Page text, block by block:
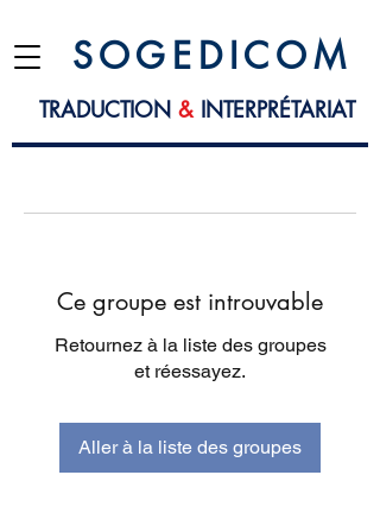
S O G E D I C O M
TRADUCTION &INTERPRÉTARIAT
Ce groupe est introuvable
Retournez à la liste des groupes
et réessayez.
Aller à la liste des groupes